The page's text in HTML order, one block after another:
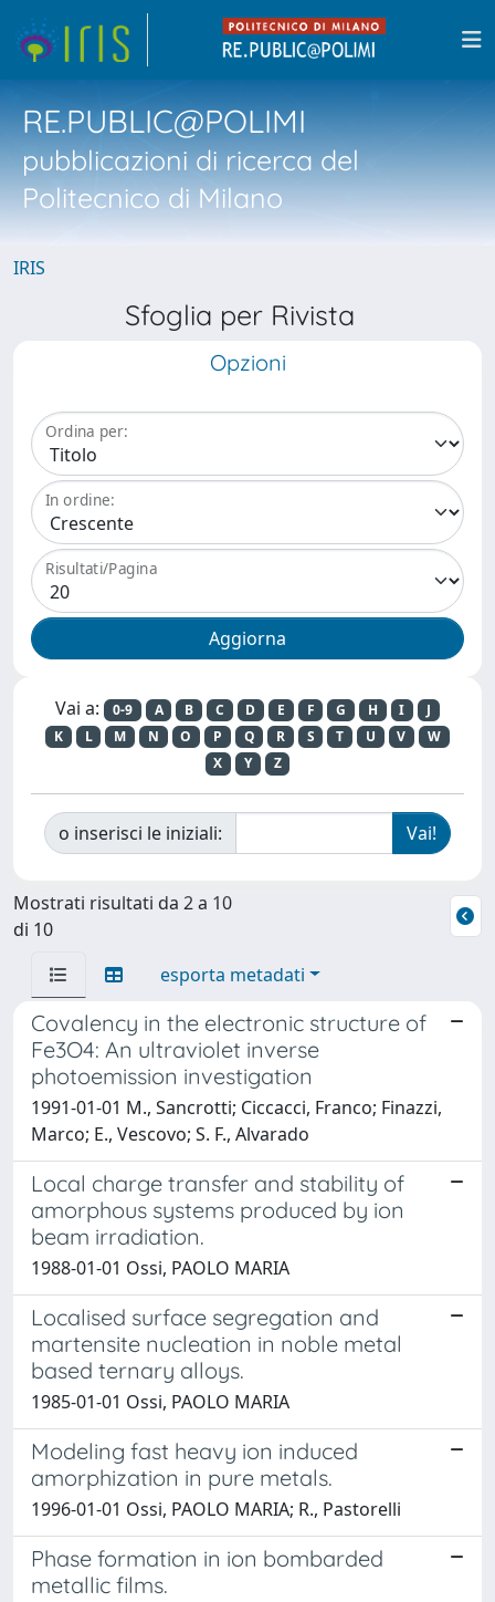
RE.PUBLIC@POLIMI
pubblicazioni di ricerca del
Politecnico di Milano
IRIS
Sfoglia per Rivista
Opzioni
Ordina per:
In ordine:
Risultati/Pagina
Vai a: 0-9 A B C D E F G H I
J
K
L M N O P Q R S T U V
W
X
Y Z
o inserisci le iniziali:
Mostrati risultati da 2 a 10
di 10
esporta metadati
Covalency in the electronic structure of
Fe3O4: An ultraviolet inverse
photoemission investigation
1991-01-01 M., Sancrotti; Ciccacci, Franco; Finazzi,
Marco; E., Vescovo; S. F., Alvarado
Local charge transfer and stability of
amorphous systems produced by ion
beam irradiation.
1988-01-01 Ossi, PAOLO MARIA
Localised surface segregation and
martensite nucleation in noble metal
based ternary alloys.
1985-01-01 Ossi, PAOLO MARIA
Modeling fast heavy ion induced
amorphization in pure metals.
1996-01-01 Ossi, PAOLO MARIA; R., Pastorelli
Phase formation in ion bombarded
metallic films.